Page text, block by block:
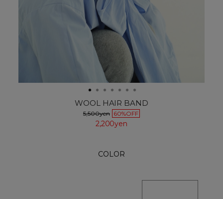
WOOL HAIR BAND
5,500yen 60%OFF
2,200yen
COLOR